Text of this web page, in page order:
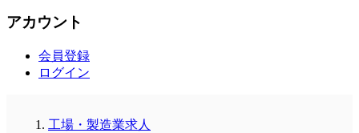
アカウント
会員登録
ログイン
工場・製造業求人